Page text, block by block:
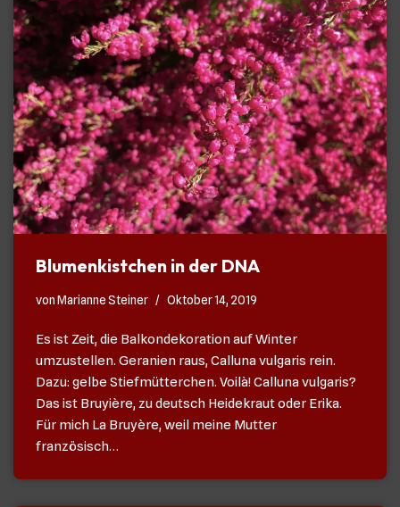
Blumenkistchen in der DNA
vonMarianne Steiner Oktober 14, 2019
Es ist Zeit, die Balkondekoration auf Winter
umzustellen. Geranien raus, Calluna vulgaris rein.
Dazu: gelbe Stiefmütterchen. Voilà! Calluna vulgaris?
Das ist Bruyière, zu deutsch Heidekraut oder Erika.
Für mich La Bruyère, weil meine Mutter
französisch…